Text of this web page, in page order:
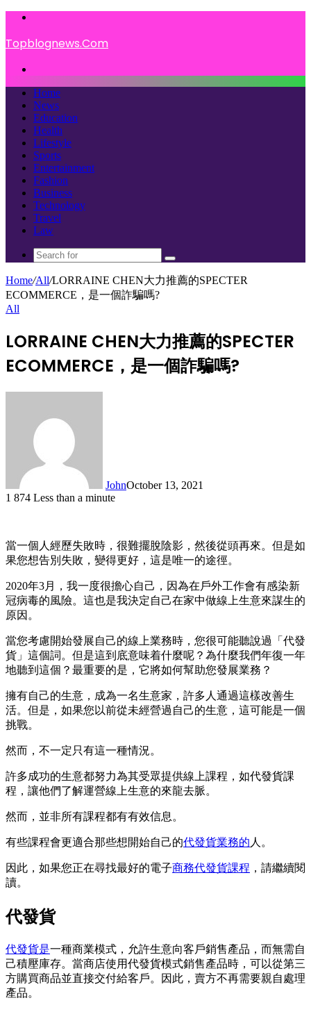
Topblognews.Com
Home
News
Education
Health
Lifestyle
Sports
Entertainment
Fashion
Business
Technology
Travel
Law
Search
for
Home/All/LORRAINE CHEN大力推薦的SPECTER
ECOMMERCE，是一個詐騙嗎?
All
LORRAINE CHEN大力推薦的SPECTER
ECOMMERCE，是一個詐騙嗎?
JohnOctober 13, 2021
1 874 Less than a minute
當一個人經歷失敗時，很難擺脫陰影，然後從頭再來。但是如
果您想告別失敗，變得更好，這是唯一的途徑。
2020年3月，我一度很擔心自己，因為在戶外工作會有感染新
冠病毒的風險。這也是我決定自己在家中做線上生意來謀生的
原因。
當您考慮開始發展自己的線上業務時，您很可能聽說過「代發
貨」這個詞。但是這到底意味着什麼呢？為什麼我們年復一年
地聽到這個？最重要的是，它將如何幫助您發展業務？
擁有自己的生意，成為一名生意家，許多人通過這樣改善生
活。但是，如果您以前從未經營過自己的生意，這可能是一個
挑戰。
然而，不一定只有這一種情況。
許多成功的生意都努力為其受眾提供線上課程，如代發貨課
程，讓他們了解運營線上生意的來龍去脈。
然而，並非所有課程都有有效信息。
有些課程會更適合那些想開始自己的代發貨業務的 人。
因此，如果您正在尋找最好的電子商務代發貨課程 ，請繼續閱
讀。
代發貨
代發貨是一種商業模式，允許生意向客戶銷售產品，而無需自
己積壓庫存。當商店使用代發貨模式銷售產品時，可以從第三
方購買商品並直接交付給客戶。因此，賣方不再需要親自處理
產品。